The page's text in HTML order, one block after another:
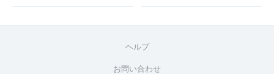
ヘルプ
お問い合わせ